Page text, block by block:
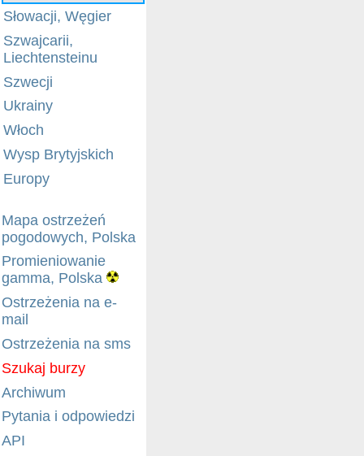
Słowacji, Węgier
Szwajcarii,
Liechtensteinu
Szwecji
Ukrainy
Włoch
Wysp Brytyjskich
Europy
Mapa ostrzeżeń
pogodowych, Polska
Promieniowanie
gamma, Polska
Ostrzeżenia na e-
mail
Ostrzeżenia na sms
Szukaj burzy
Archiwum
Pytania i odpowiedzi
API